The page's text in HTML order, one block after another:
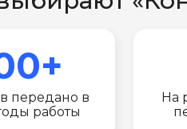
передано в
работы
На